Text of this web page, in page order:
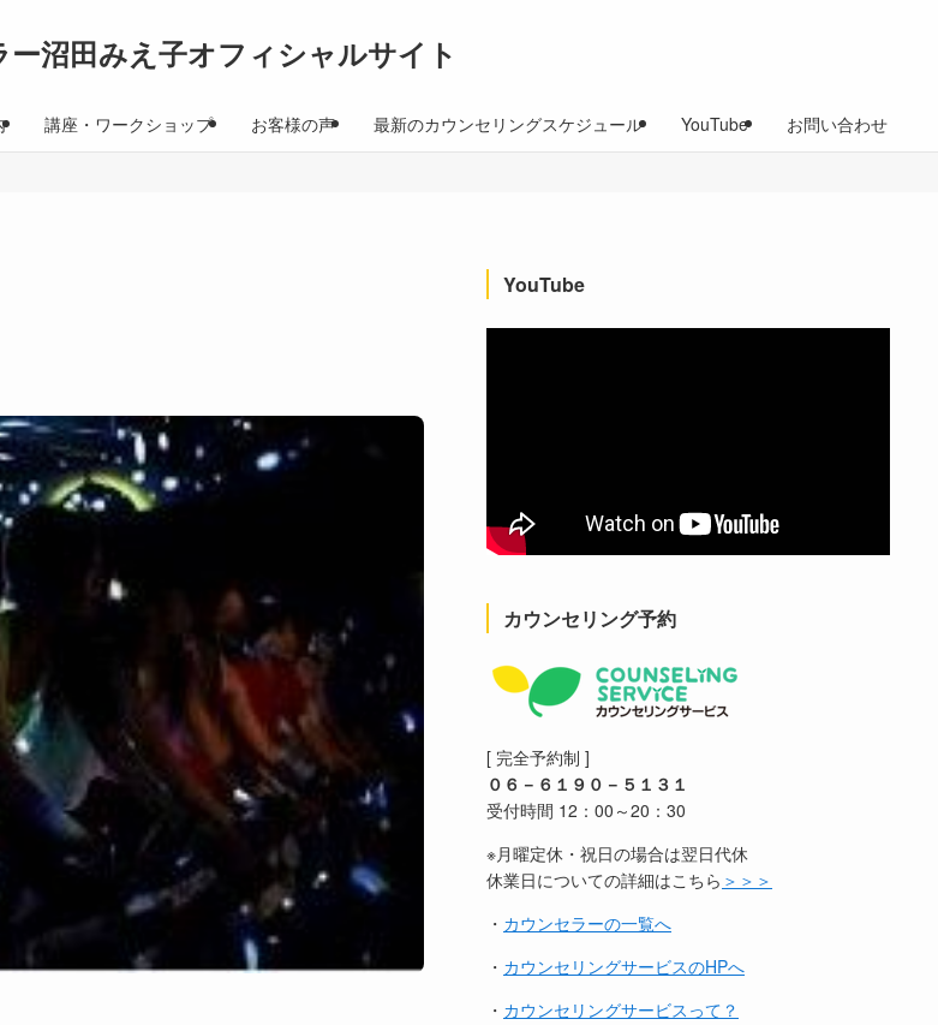
沼田みえ子オフィシャルサイト
講座・ワークショップ お客様の声 最新のカウンセリングスケジュール YouTube お問い合わせ
YouTube
カウンセリング予約
[ 完全予約制 ]
０６－６１９０－５１３１
受付時間 12：00～20：30
※月曜定休・祝日の場合は翌日代休
休業日についての詳細はこちら ＞＞＞
・ カウンセラーの一覧へ
・ カウンセリングサービスのHPへ
・ カウンセリングサービスって？